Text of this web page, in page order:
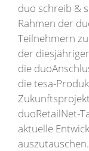
duo schreib &
Rahmen der
Teilnehmern
der
die
die tesa-
duoRetailNet-
aktuelle